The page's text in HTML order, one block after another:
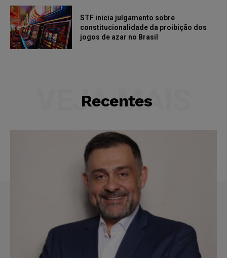
STF inicia julgamento sobre
constitucionalidade da proibição dos
jogos de azar no Brasil
Recentes
VEJA MAIS